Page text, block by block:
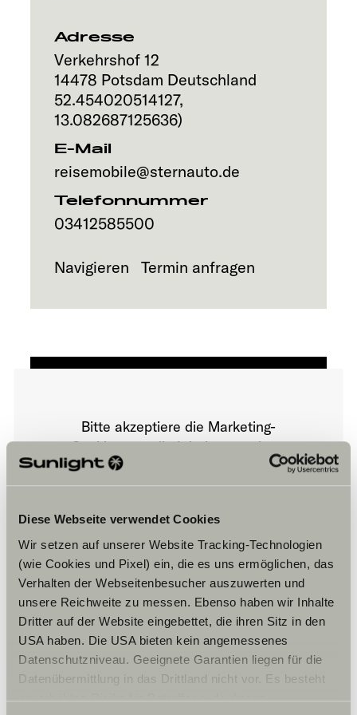
Diese Webseite verwendet Cookies
Wir setzen auf unserer Website Tracking-Technologien
(wie Cookies und Pixel) ein, die es uns ermöglichen, das
Verhalten der Webseitenbesucher auszuwerten und
unsere Reichweite zu messen. Ebenso haben wir Inhalte
Dritter auf der Website eingebettet, die ihren Sitz in den
USA haben. Die USA bieten kein angemessenes
Datenschutzniveau. Geeignete Garantien liegen für die
Datenübermittlung in das Drittland nicht vor. Es besteht
ein erhöhtes Risiko für Betroffene, da diesen
Adresse
Verkehrshof 12
14478 Potsdam Deutschland
52.454020514127,
13.082687125636)
E-Mail
reisemobile@sternauto.de
Telefonnummer
03412585500
Navigieren Termin anfragen
Öffnungszeiten
FAHRZEUGVERKAUF
Montag – Freitag:
Bitte akzeptiere die Marketing-
Cookies, um die Inhalte zu sehen.